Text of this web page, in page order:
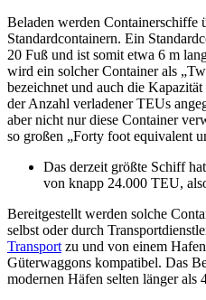
Beladen werden Containerschiffe
Standardcontainern. Ein
20 Fuß und ist somit etwa 6 m
wird ein solcher Container als
bezeichnet und auch die
der Anzahl verladener TEUs
aber nicht nur diese Container
so großen „Forty foot equivalent
Das derzeit größte Schiff
von knapp 24.000 TEU,
Bereitgestellt werden solche
selbst oder durch
Transport zu und von einem
Güterwaggons kompatibel. Das
modernen Häfen selten länger als